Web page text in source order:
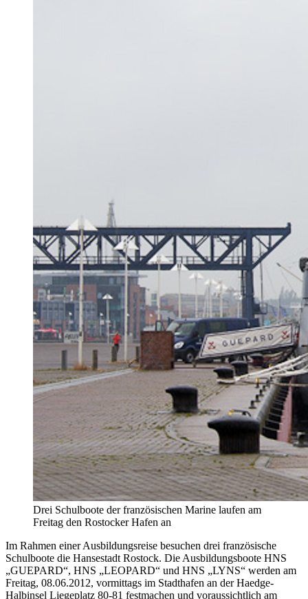
Drei Schulboote der französischen Marine laufen am
Freitag den Rostocker Hafen an
Im Rahmen einer Ausbildungsreise besuchen drei französische
Schulboote die Hansestadt Rostock. Die Ausbildungsboote HNS
„GUEPARD“, HNS „LEOPARD“ und HNS „LYNS“ werden am
Freitag, 08.06.2012, vormittags im Stadthafen an der Haedge-
Halbinsel Liegeplatz 80-81 festmachen und voraussichtlich am